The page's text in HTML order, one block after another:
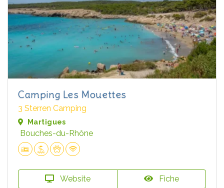
Camping Les Mouettes
3 Sterren Camping
Martigues
Bouches-du-Rhône
Website Fiche